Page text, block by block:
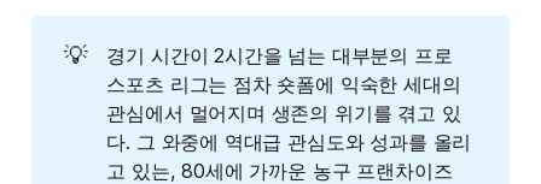
💡
경기 시간이 2시간을 넘는 대부분의 프로
스포츠 리그는 점차 숏폼에 익숙한 세대의
관심에서 멀어지며 생존의 위기를 겪고 있
다. 그 와중에 역대급 관심도와 성과를 올리
고 있는, 80세에 가까운 농구 프랜차이즈